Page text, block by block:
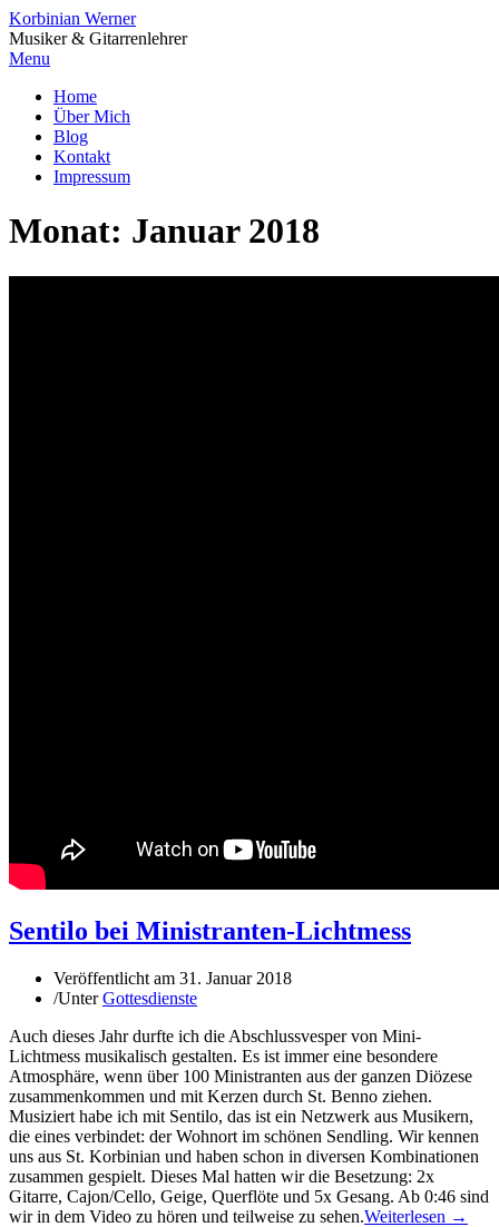
Korbinian Werner
Musiker & Gitarrenlehrer
Menu
Home
Über Mich
Blog
Kontakt
Impressum
Monat: Januar 2018
Sentilo bei Ministranten-Lichtmess
Veröffentlicht am 31. Januar 2018
/UnterGottesdienste
Auch dieses Jahr durfte ich die Abschlussvesper von Mini-
Lichtmess musikalisch gestalten. Es ist immer eine besondere
Atmosphäre, wenn über 100 Ministranten aus der ganzen Diözese
zusammenkommen und mit Kerzen durch St. Benno ziehen.
Musiziert habe ich mit Sentilo, das ist ein Netzwerk aus Musikern,
die eines verbindet: der Wohnort im schönen Sendling. Wir kennen
uns aus St. Korbinian und haben schon in diversen Kombinationen
zusammen gespielt. Dieses Mal hatten wir die Besetzung: 2x
Gitarre, Cajon/Cello, Geige, Querflöte und 5x Gesang. Ab 0:46 sind
wir in dem Video zu hören und teilweise zu sehen.Weiterlesen →